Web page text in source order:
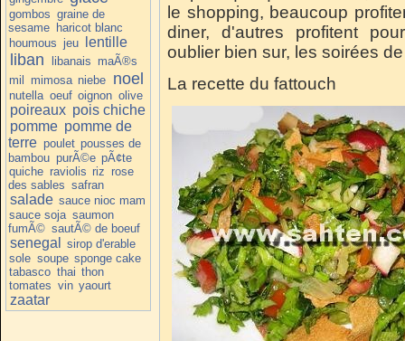
gombos graine de
sesame haricot blanc
houmous jeu lentille
liban libanais maÃ®s
mil mimosa niebe noel
nutella oeuf oignon olive
poireaux pois chiche
pomme pomme de
terre poulet pousses de
bambou purÃ©e pÃ¢te
quiche raviolis riz rose
des sables safran
salade sauce nioc mam
sauce soja saumon
fumÃ© sautÃ© de boeuf
senegal
sirop d'erable
sole soupe sponge cake
tabasco thai thon
tomates vin yaourt
zaatar
le shopping, beaucoup
diner, d'autres profitent
oublier bien sur, les soirées
La recette du fattouch